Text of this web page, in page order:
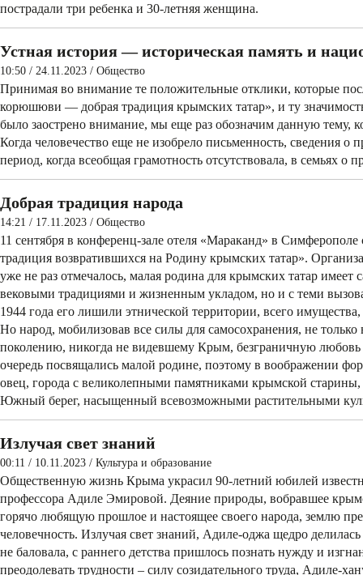
пострадали три ребенка и 30-летняя­ женщина.
Устная история — историческая память и
10:50 / 24.11.2023 / Общество
Принимая во внимание те положительные отклики, которые
корюшюви — добрая традиция крымских татар», и ту
было заострено внимание, мы еще раз обозначим данную тему,
Когда человечество еще не изобрело письменность, сведения
период, когда всеобщая грамотность отсутствовала, в семьях о
Добрая традиция народа
14:21 / 17.11.2023 / Общество
11 сентября в конференц-зале отеля «Мараканд» в
традиция возвратившихся на Родину крымских татар».
уже не раз отмечалось, малая родина для крымских татар
вековыми традициями и жизненным укладом, но и с теми
1944 года его лишили этнической территории, всего
Но народ, мобилизовав все силы для самосохранения, не
поколению­, никогда не видевшему Крым, безграничную
очередь посвящались малой родине, поэтому в воображении
овец, города с великолепными памятниками крымской
Южный берег, насыщенный всевозможными растительными
Излучая свет знаний
00:11 / 10.11.2023 / Культура и образование
Общественную жизнь Крыма украсил 90-летний юбилей
профессора Адиле Эмировой. Деяние природы, вобравшее­
горячо любящую прошлое­ и настоящее своего народа, землю
человечность. Излучая свет знаний, Адиле-оджа щедро
не баловала, с раннего детства пришлось познать нужду и
преодолевать трудности – силу созидательного труда, Адиле-